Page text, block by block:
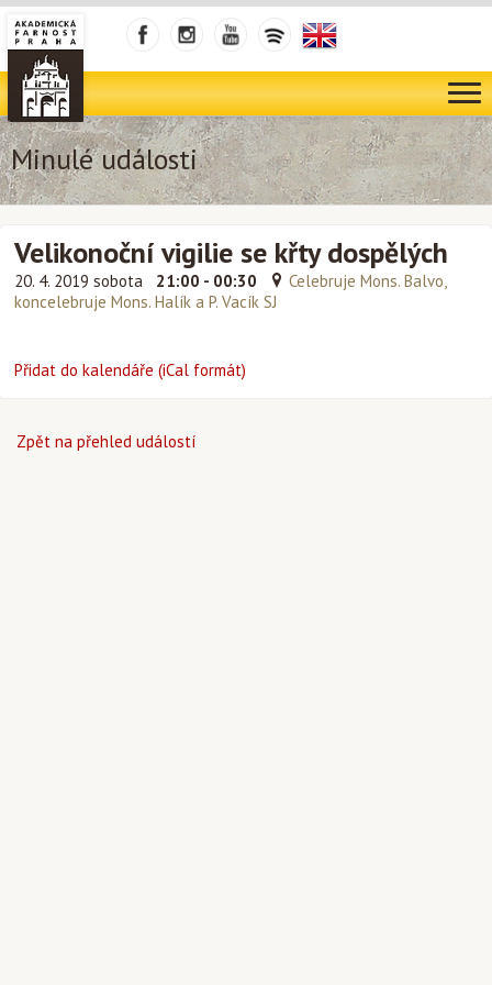
Minulé události
Velikonoční vigilie se křty dospělých
20. 4. 2019 sobota 21:00 - 00:30
Celebruje Mons. Balvo,
koncelebruje Mons. Halík a P. Vacík SJ
Přidat do kalendáře (iCal formát)
Zpět na přehled událostí